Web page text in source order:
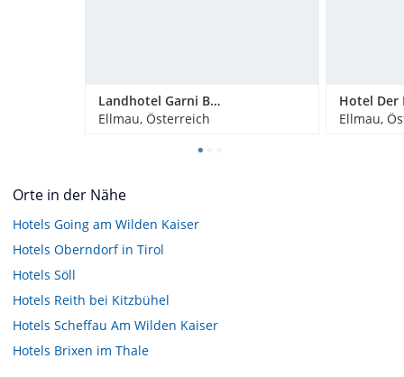
Landhotel Garni Bavaria
Ellmau, Österreich
Hotel Der
Ellmau,
Orte in der Nähe
Hotels Going am Wilden Kaiser
Hotels Oberndorf in Tirol
Hotels Söll
Hotels Reith bei Kitzbühel
Hotels Scheffau Am Wilden Kaiser
Hotels Brixen im Thale